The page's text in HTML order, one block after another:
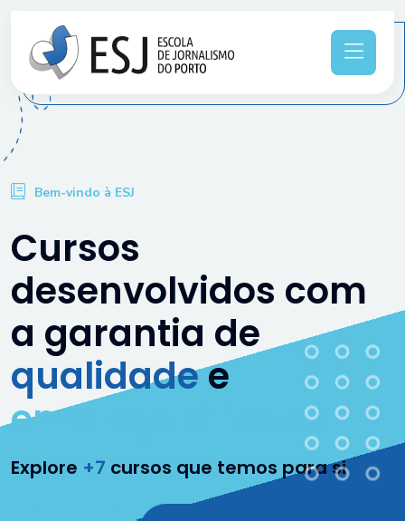
Bem-vindo à ESJ
Cursos
desenvolvidos com
a garantia de
qualidadee
empregabilidade
Explore +7 cursos que temos para si